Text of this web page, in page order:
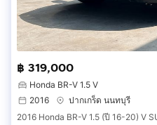
฿ 319,000
Honda BR-V 1.5 V
2016
ปากเกร็ด นนทบุรี
2016 Honda BR-V 1.5 (ปี 16-20) V